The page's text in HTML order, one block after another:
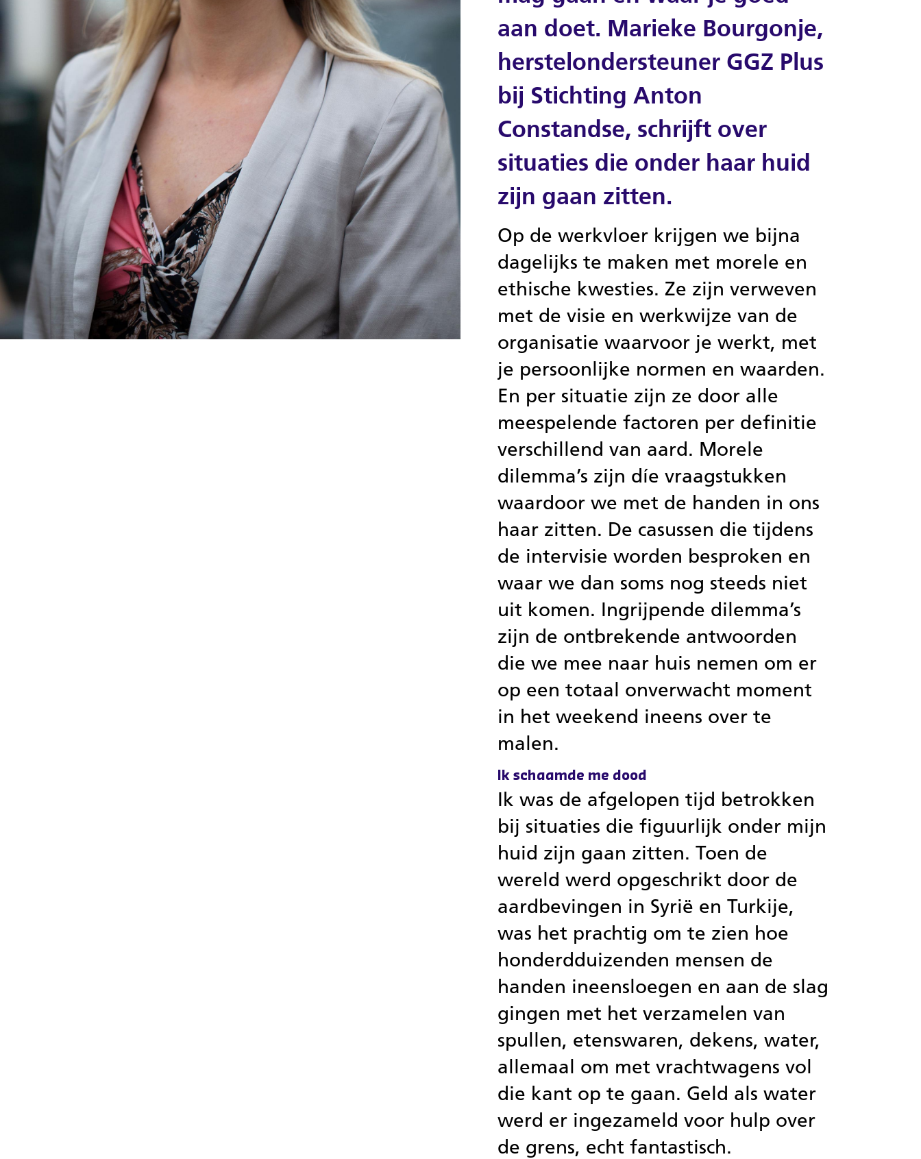
aan doet. Marieke Bourgonje,
herstelondersteuner GGZ Plus
bij Stichting Anton
Constandse, schrijft over
situaties die onder haar huid
zijn gaan zitten.
Op de werkvloer krijgen we bijna
dagelijks te maken met morele en
ethische kwesties. Ze zijn verweven
met de visie en werkwijze van de
organisatie waarvoor je werkt, met
je persoonlijke normen en waarden.
En per situatie zijn ze door alle
meespelende factoren per definitie
verschillend van aard. Morele
dilemma’s zijn díe vraagstukken
waardoor we met de handen in ons
haar zitten. De casussen die tijdens
de intervisie worden besproken en
waar we dan soms nog steeds niet
uit komen. Ingrijpende dilemma’s
zijn de ontbrekende antwoorden
die we mee naar huis nemen om er
op een totaal onverwacht moment
in het weekend ineens over te
malen.
Ik schaamde me dood
Ik was de afgelopen tijd betrokken
bij situaties die figuurlijk onder mijn
huid zijn gaan zitten. Toen de
wereld werd opgeschrikt door de
aardbevingen in Syrië en Turkije,
was het prachtig om te zien hoe
honderdduizenden mensen de
handen ineensloegen en aan de slag
gingen met het verzamelen van
spullen, etenswaren, dekens, water,
allemaal om met vrachtwagens vol
die kant op te gaan. Geld als water
werd er ingezameld voor hulp over
de grens, echt fantastisch.